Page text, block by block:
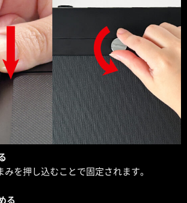
みを押し込むことで固定されます。
る